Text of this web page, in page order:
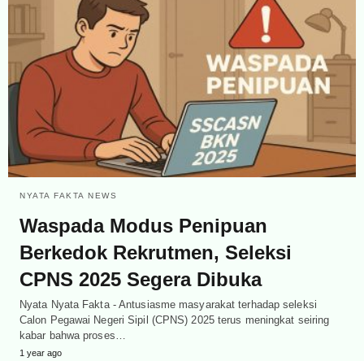
NYATA FAKTA NEWS
Waspada Modus Penipuan
Berkedok Rekrutmen, Seleksi
CPNS 2025 Segera Dibuka
Nyata Nyata Fakta - Antusiasme masyarakat terhadap seleksi
Calon Pegawai Negeri Sipil (CPNS) 2025 terus meningkat seiring
kabar bahwa proses…
1 year ago